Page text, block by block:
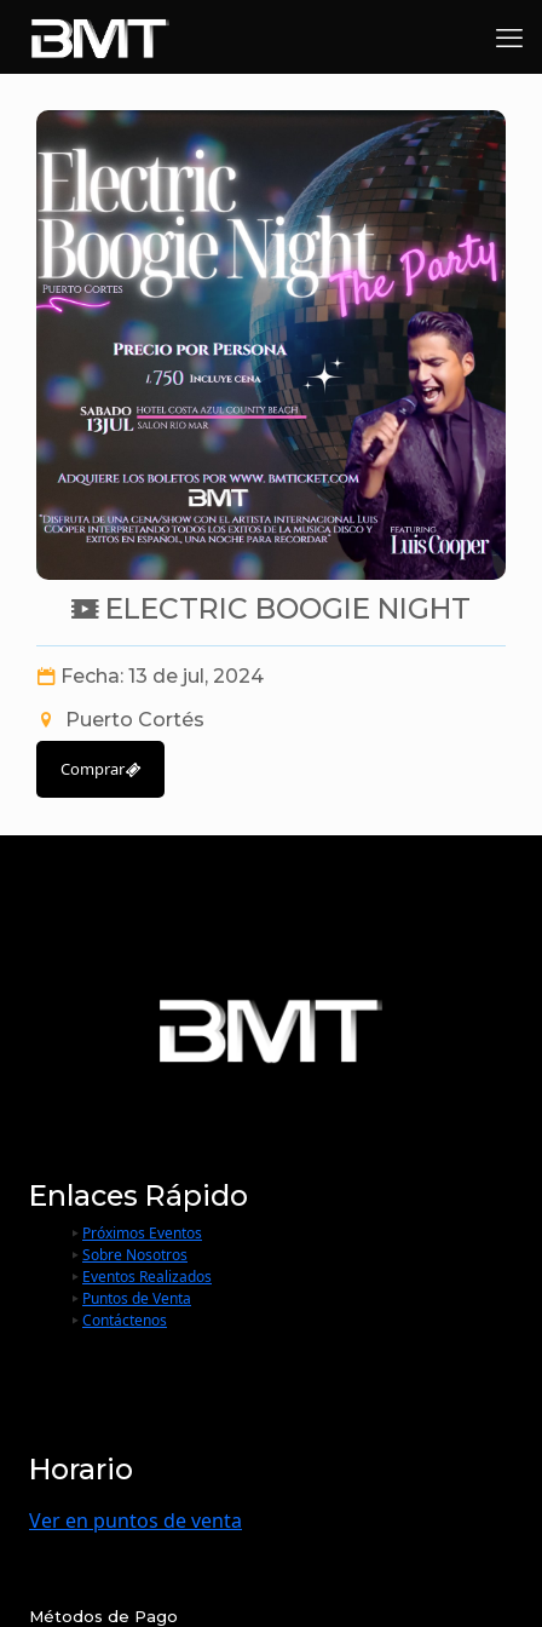
ELECTRIC BOOGIE NIGHT
Fecha: 13 de jul, 2024
Puerto Cortés
Comprar
Enlaces Rápido
Próximos Eventos
Sobre Nosotros
Eventos Realizados
Puntos de Venta
Contáctenos
Horario
Ver en puntos de venta
Métodos de Pago